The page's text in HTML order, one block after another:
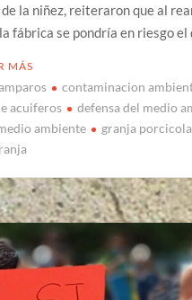
la niñez, reiteraron que al
fábrica se pondría en riesgo el
MÁS
contaminacion
acuiferos
defensa del medio
ambiente
granja porcicola